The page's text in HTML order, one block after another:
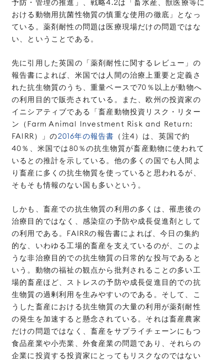
予防・管理の推進」、戦略4.2は「畜水産、獣医療等に
おける動物用抗菌性物質の慎重な使用の徹底」となっ
ている。薬剤耐性の問題は医療現場だけの問題ではな
い、ということである。
先に引用した英国の「薬剤耐性に関するレビュー」の
報告書によれば、米国では人間の治療上重要と定義さ
れた抗生物質のうち、重量ベースで70％以上が動物へ
の利用目的で販売されている。また、欧州の投資家の
イニシアティブである「畜産動物投資リスク・リター
ン（Farm Animal Investment Risk and Return:
FAIRR）」の2016年の報告書 （注4）は、英国で約
40％、米国では80％の抗生物質が畜産動物に使われて
いるとの推計を示している。他の多くの国でも人間よ
り畜産に多くの抗生物質を使っていると思われるが、
そもそも情報のない国も多いという。
しかも、畜産での抗生物質の利用の多くは、罹患後の
治療目的ではなく、感染症の予防や成長促進剤として
の利用である。FAIRRの報告書によれば、今日の集約
的な、いわゆる工場的畜産を支えているのが、このよ
うな非治療目的での抗生物質の日常的な投与であると
いう。動物の福祉の観点から批判されることの多い工
場的畜産ほど、ストレスの予防や成長促進目的での抗
生物質の過剰利用を生みやすいのである。そして、こ
うした畜産における抗生物質の大量の利用が薬剤耐性
の発生を加速すると懸念されている。それは畜産農家
だけの問題ではなく、畜産をサプライチェーンにもつ
食品産業や小売業、外食産業の問題であり、それらの
企業に投資する投資家にとってもリスクなのではない